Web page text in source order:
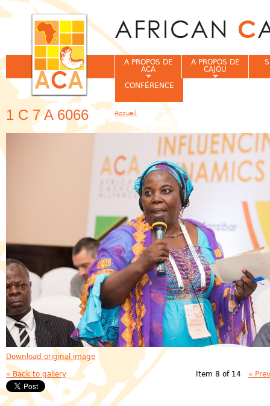
1 C 7 A 6066
Download original image
« Back to gallery Item 8 of 14 «
A PROPOS DE
ACA
A PROPOS DE
CAJOU
CONFÉRENCE
Vous êtes ici
Accueil